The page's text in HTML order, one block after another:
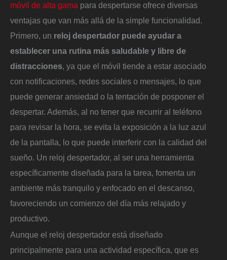
móvil de alta gama para despertarse ofrece diversas
ventajas que van más allá de la simple funcionalidad.
Primero, un reloj despertador puede ayudar a
establecer una rutina más saludable y libre de
distracciones, ya que el móvil tiende a estar asociado
con notificaciones, redes sociales o mensajes, lo que
puede generar ansiedad o la tentación de posponer el
despertar. Además, al no tener que recurrir al teléfono
para revisar la hora, se evita la exposición a la luz azul
de la pantalla, lo que puede interferir con la calidad del
sueño. Un reloj despertador, al ser una herramienta
específicamente diseñada para la tarea, fomenta un
ambiente más tranquilo y enfocado en el descanso,
favoreciendo un comienzo del día más relajado y
productivo.
Aunque el reloj despertador está diseñado
principalmente para una actividad específica, que es